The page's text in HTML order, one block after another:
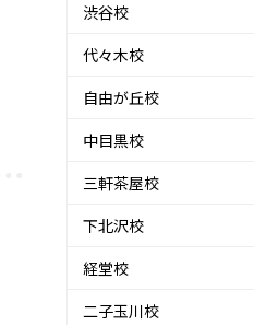
渋谷校
代々木校
自由が丘校
中目黒校
三軒茶屋校
下北沢校
経堂校
二子玉川校